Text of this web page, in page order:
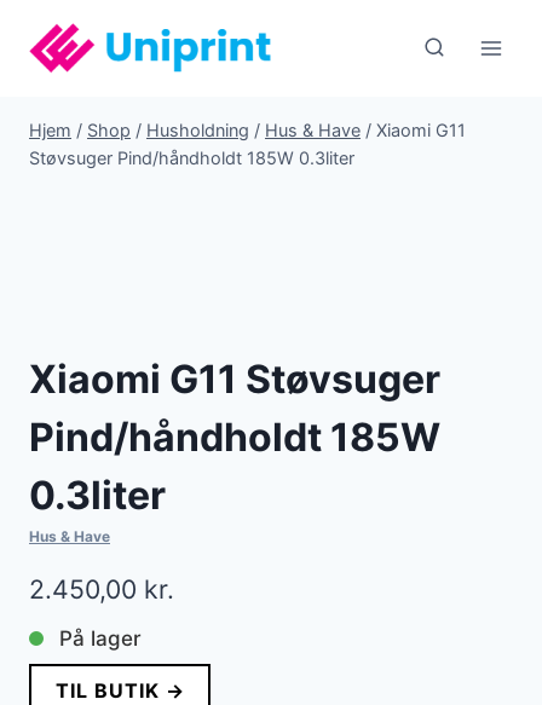
indhold
Hjem / Shop / Husholdning / Hus & Have / Xiaomi G11
Støvsuger Pind/håndholdt 185W 0.3liter
Xiaomi G11 Støvsuger
Pind/håndholdt 185W
0.3liter
Hus & Have
2.450,00 kr.
På lager
TIL BUTIK →